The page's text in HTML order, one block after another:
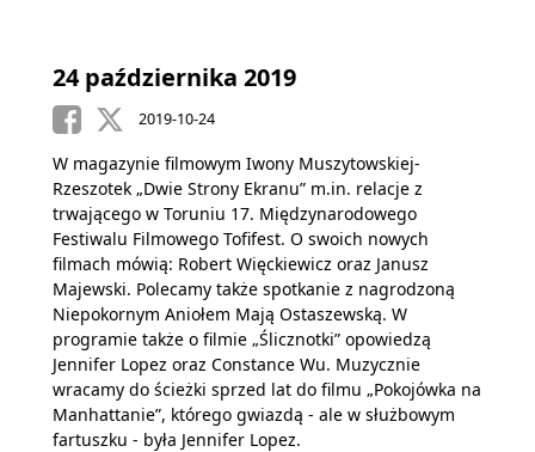
24 października 2019
2019-10-24
W magazynie filmowym Iwony Muszytowskiej-
Rzeszotek „Dwie Strony Ekranu” m.in. relacje z
trwającego w Toruniu 17. Międzynarodowego
Festiwalu Filmowego Tofifest. O swoich nowych
filmach mówią: Robert Więckiewicz oraz Janusz
Majewski. Polecamy także spotkanie z nagrodzoną
Niepokornym Aniołem Mają Ostaszewską. W
programie także o filmie „Ślicznotki” opowiedzą
Jennifer Lopez oraz Constance Wu. Muzycznie
wracamy do ścieżki sprzed lat do filmu „Pokojówka na
Manhattanie”, którego gwiazdą - ale w służbowym
fartuszku - była Jennifer Lopez.